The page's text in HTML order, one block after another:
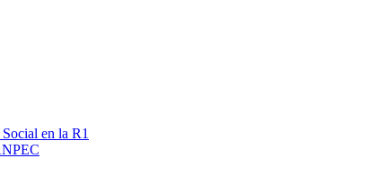
en la R1